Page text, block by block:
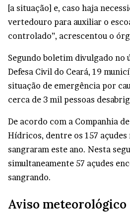
[a situação] e, caso haja
vertedouro para auxiliar o
controlado”, acrescentou o
Segundo boletim divulgado no
Defesa Civil do Ceará, 19
situação de emergência por
cerca de 3 mil pessoas
De acordo com a Companhia
Hídricos, dentre os 157
sangraram este ano. Nesta
simultaneamente 57 açudes
sangrando.
Aviso meteorológico